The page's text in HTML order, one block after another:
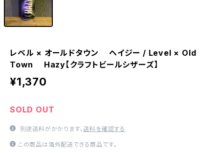
レベル × オールドタウン ヘイジー / Level × Old
Town Hazy【クラフトビールシザーズ】
¥1,370
SOLD OUT
別途送料がかかります。送料を確認する
この商品は海外配送できる商品です。